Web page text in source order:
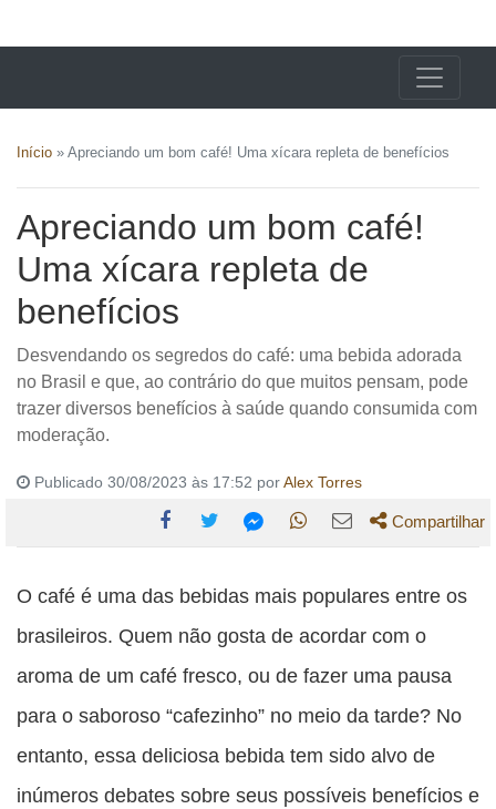
Início » Apreciando um bom café! Uma xícara repleta de benefícios
Apreciando um bom café!
Uma xícara repleta de
benefícios
Desvendando os segredos do café: uma bebida adorada
no Brasil e que, ao contrário do que muitos pensam, pode
trazer diversos benefícios à saúde quando consumida com
moderação.
Publicado 30/08/2023 às 17:52 porAlex Torres
esta
publicação
Facebook
esta
publicação
Twitter
esta
publicação
esta
publicação
esta
publicação
Compartilhar
O café é uma das bebidas mais populares entre os
brasileiros. Quem não gosta de acordar com o
aroma de um café fresco, ou de fazer uma pausa
para o saboroso “cafezinho” no meio da tarde? No
entanto, essa deliciosa bebida tem sido alvo de
inúmeros debates sobre seus possíveis benefícios e